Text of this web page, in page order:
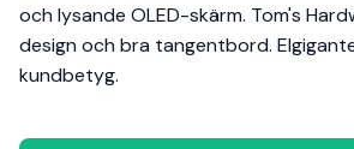
och lysande OLED-skärm. Tom's
design och bra tangentbord.
kundbetyg.